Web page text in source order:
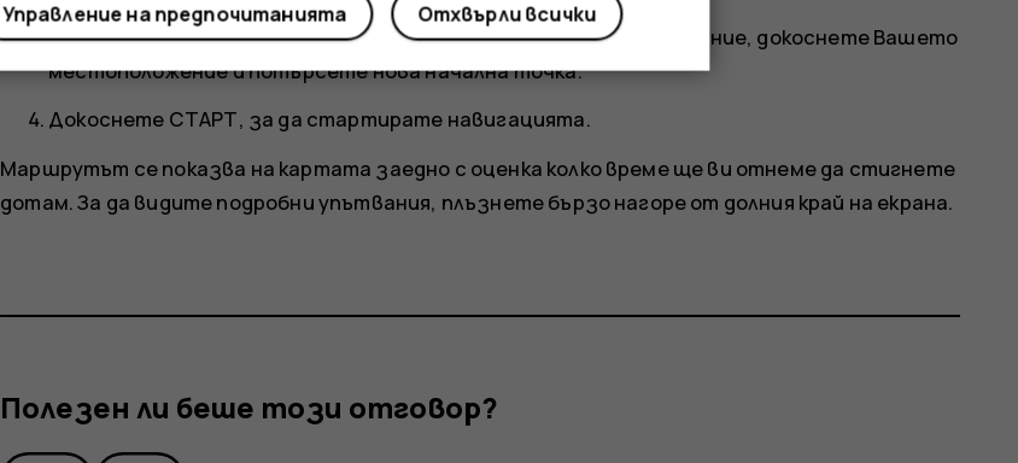
Ако не искате началната точка да е текущото ви местоположение, докоснетеВашето
местоположениеи потърсете нова начална точка.
Докоснете СТАРТ, за да стартирате навигацията.
Маршрутът се показва на картата заедно с оценка колко време ще ви отнеме да стигнете
дотам. За да видите подробни упътвания, плъзнете бързо нагоре от долния край на екрана.
Полезен ли беше този отговор?
Отхвърли всички
Управление на предпочитанията